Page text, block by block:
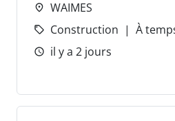
WAIMES
Construction
À
il y a 2 jours